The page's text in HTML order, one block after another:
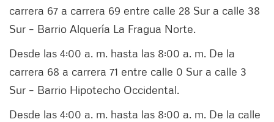
carrera 67 a carrera 69 entre calle 28 Sur a calle 38
Sur – Barrio Alquería La Fragua Norte.
Desde las 4:00 a. m. hasta las 8:00 a. m. De la
carrera 68 a carrera 71 entre calle 0 Sur a calle 3
Sur – Barrio Hipotecho Occidental.
Desde las 4:00 a. m. hasta las 8:00 a. m. De la calle